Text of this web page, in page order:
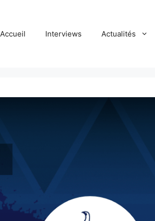
Accueil Interviews Actualités